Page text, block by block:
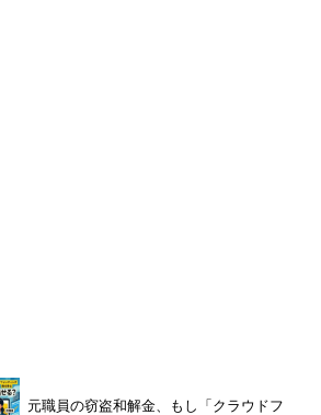
元職員の窃盗和解金、もし「クラウドフ